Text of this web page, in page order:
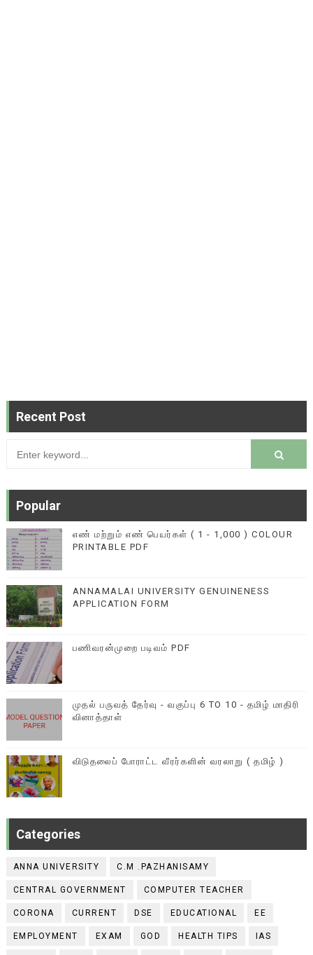
Recent Post
Popular
எண் மற்றும் எண் பெயர்கள் ( 1 - 1,000 ) COLOUR
PRINTABLE PDF
ANNAMALAI UNIVERSITY GENUINENESS
APPLICATION FORM
பணிவரன்முறை படிவம் PDF
முதல் பருவத் தேர்வு - வகுப்பு 6 TO 10 - தமிழ் மாதிரி
வினாத்தாள்
விடுதலைப் போராட்ட வீரர்களின் வரலாறு ( தமிழ் )
Categories
ANNA UNIVERSITY C.M .PAZHANISAMY
CENTRAL GOVERNMENT COMPUTER TEACHER
CORONA CURRENT DSE EDUCATIONAL EE
EMPLOYMENT EXAM GOD HEALTH TIPS IAS